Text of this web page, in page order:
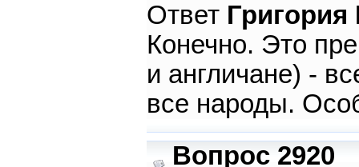
Ответ
Конечно. Это
и англичане) -
все народы.
Вопрос 2920